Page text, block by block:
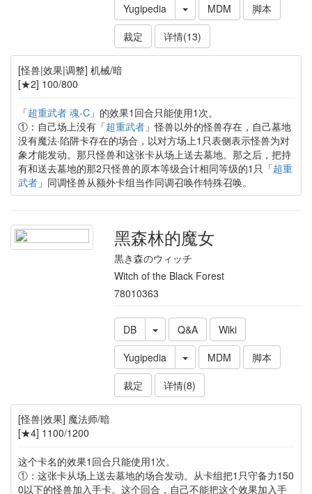
Yugipedia
MDM
脚本
裁定
详情(13)
[怪兽|效果|调整] 机械/暗
[★2] 100/800
「超重武者 魂-C」的效果1回合只能使用1次。
①：自己场上没有「超重武者」怪兽以外的怪兽存在，自己墓地
没有魔法·陷阱卡存在的场合，以对方场上1只表侧表示怪兽为对
象才能发动。那只怪兽和这张卡从场上送去墓地。那之后，把持
有和送去墓地的那2只怪兽的原本等级合计相同等级的1只「超重
武者」同调怪兽从额外卡组当作同调召唤作特殊召唤。
黑森林的魔女
黒き森のウィッチ
Witch of the Black Forest
78010363
DB Q&A
Wiki
Yugipedia
MDM
脚本
裁定
详情(8)
[怪兽|效果] 魔法师/暗
[★4] 1100/1200
这个卡名的效果1回合只能使用1次。
①：这张卡从场上送去墓地的场合发动。从卡组把1只守备力150
0以下的怪兽加入手卡。这个回合，自己不能把这个效果加入手